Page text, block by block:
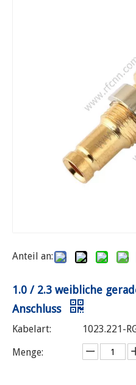
Anteil an:
1.0 / 2.3 weibliche
Anschluss
Kabelart:
1023.221-
Menge: